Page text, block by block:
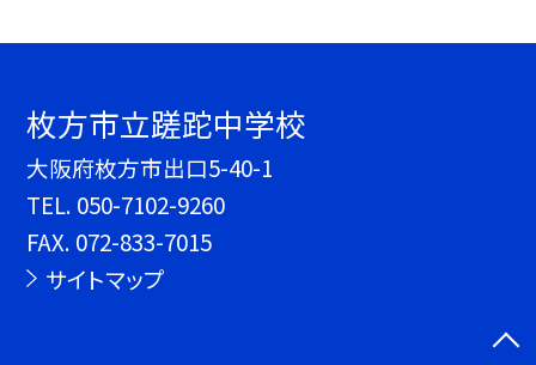
枚方市立蹉跎中学校
大阪府枚方市出口5-40-1
TEL. 050-7102-9260
FAX. 072-833-7015
サイトマップ